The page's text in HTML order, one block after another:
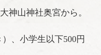
山神社奥宮から。
、小学生以下500円